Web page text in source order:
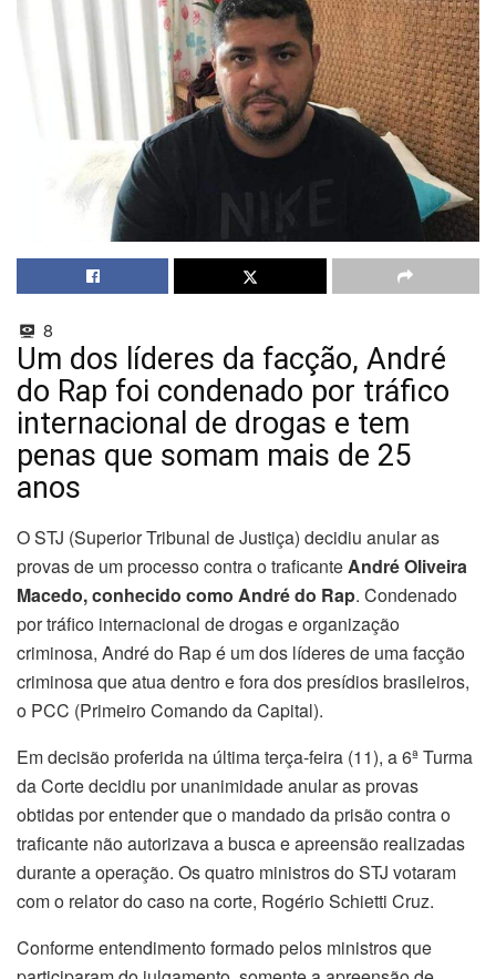
8
Um dos líderes da facção, André
do Rap foi condenado por tráfico
internacional de drogas e tem
penas que somam mais de 25
anos
O STJ (Superior Tribunal de Justiça) decidiu anular as
provas de um processo contra o traficanteAndré Oliveira
Macedo, conhecido como André do Rap. Condenado
por tráfico internacional de drogas e organização
criminosa, André do Rap é um dos líderes de uma facção
criminosa que atua dentro e fora dos presídios brasileiros,
o PCC (Primeiro Comando da Capital).
Em decisão proferida na última terça-feira (11), a 6ª Turma
da Corte decidiu por unanimidade anular as provas
obtidas por entender que o mandado da prisão contra o
traficante não autorizava a busca e apreensão realizadas
durante a operação. Os quatro ministros do STJ votaram
com o relator do caso na corte, Rogério Schietti Cruz.
Conforme entendimento formado pelos ministros que